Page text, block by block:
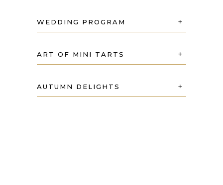
WEDDING PROGRAM
ART OF MINI TARTS
AUTUMN DELIGHTS